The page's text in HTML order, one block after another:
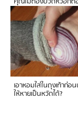
เอาหอมใส่ในถุงเท้าก่อ
ให้หายเป็นหวัดได้?